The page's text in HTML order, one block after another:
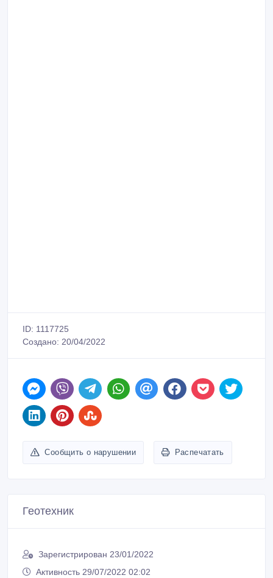
ID: 1117725
Создано: 20/04/2022
Сообщить о нарушении Распечатать
Геотехник
Зарегистрирован 23/01/2022
Активность 29/07/2022 02:02